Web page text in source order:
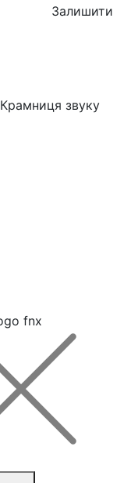
Залишити
Крамниця звуку